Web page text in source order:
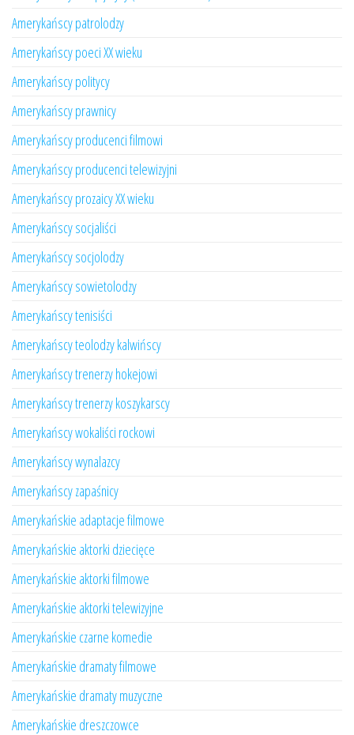
Amerykańscy patrolodzy
Amerykańscy poeci XX wieku
Amerykańscy politycy
Amerykańscy prawnicy
Amerykańscy producenci filmowi
Amerykańscy producenci telewizyjni
Amerykańscy prozaicy XX wieku
Amerykańscy socjaliści
Amerykańscy socjolodzy
Amerykańscy sowietolodzy
Amerykańscy tenisiści
Amerykańscy teolodzy kalwińscy
Amerykańscy trenerzy hokejowi
Amerykańscy trenerzy koszykarscy
Amerykańscy wokaliści rockowi
Amerykańscy wynalazcy
Amerykańscy zapaśnicy
Amerykańskie adaptacje filmowe
Amerykańskie aktorki dziecięce
Amerykańskie aktorki filmowe
Amerykańskie aktorki telewizyjne
Amerykańskie czarne komedie
Amerykańskie dramaty filmowe
Amerykańskie dramaty muzyczne
Amerykańskie dreszczowce